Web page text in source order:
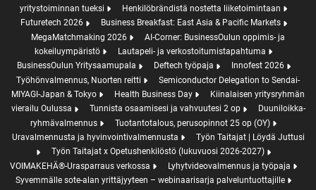
yritystoiminnan tueksi
Henkilöbrändistä nostetta liiketoimintaan
Futuretech 2026
Business Breakfast: East Asia & Pacific Markets
MegaMatchmaking 2026
AI-Corner: BusinessOulun oppimis- ja
kokeiluympäristö
Lautapeli- ja verkostoitumistapahtuma
BusinessOulun Yritysaamupala
Deftech työpaja
Innofest 2026
Työhönvalmennus, Nuorten reitti
Semiconductor Delegation to Sendai-
MIYAGI-Japan & Tokyo
Health Business Day
Kiinalaisen yritysryhmän
vierailu Oulussa
Tunnista osaamisesi ja vahvuutesi 2 op
Duuniloikka-
ryhmävalmennus
Tuotantotalous, perusopinnot 25 op (OY)
Uravalmennusta ja hyvinvointivalmennusta
Työn Taitajat | Löydä Juttusi
Työn Taitajat x Opetushenkilöstö (lukuvuosi 2026-2027)
VOIMAKEHÄ®-Urasparraus verkossa
Lyhytvideovalmennus ja työpaja
Syvemmälle sote-alan yrittäjyyteen – webinaarisarja palveluntuottajille